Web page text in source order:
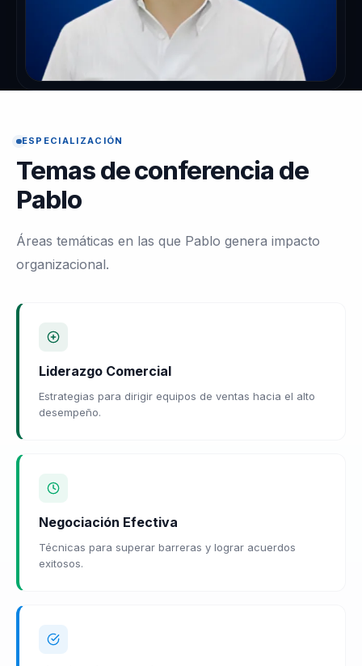
ESPECIALIZACIÓN
Temas de conferencia de
Pablo
Áreas temáticas en las que Pablo genera impacto
organizacional.
Liderazgo Comercial
Estrategias para dirigir equipos de ventas hacia el alto
desempeño.
Negociación Efectiva
Técnicas para superar barreras y lograr acuerdos
exitosos.